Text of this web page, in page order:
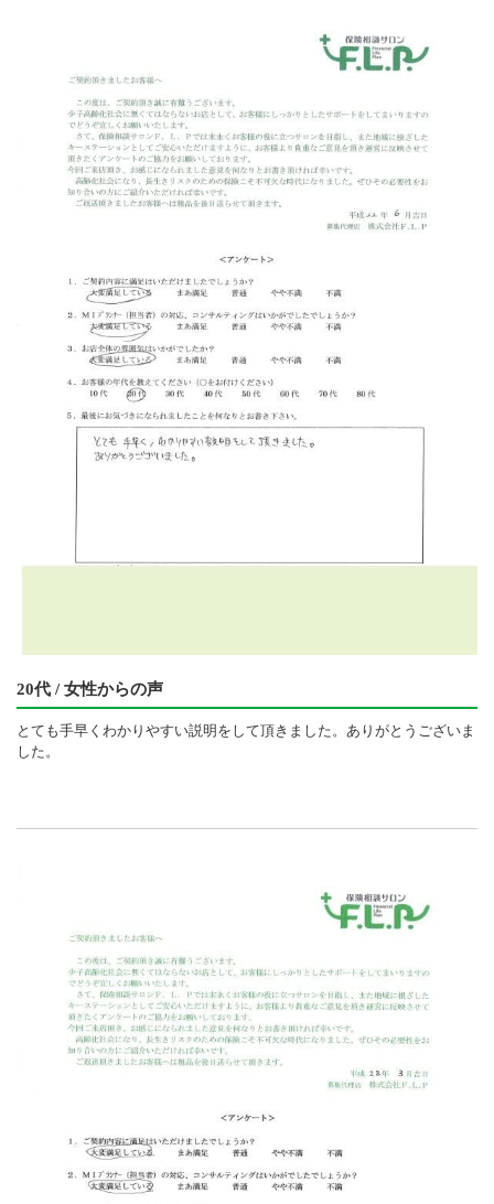
20代 / 女性からの声
とても手早くわかりやすい説明をして頂きました。ありがとうございま
した。